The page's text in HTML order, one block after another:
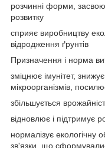
розчинні форми,
розвитку
сприяє виробництву
відродження ґрунтів
Призначення і норма
зміцнює імунітет,
мікроорганізмів,
збільшується
відновлює і підтримує
нормалізує екологічну
зв'язки, що